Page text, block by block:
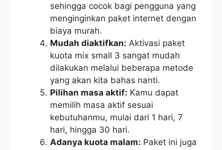
sehingga cocok bagi pengguna yang
menginginkan paket internet dengan
biaya murah.
Mudah diaktifkan: Aktivasi paket
kuota mix small 3 sangat mudah
dilakukan melalui beberapa metode
yang akan kita bahas nanti.
Pilihan masa aktif: Kamu dapat
memilih masa aktif sesuai
kebutuhanmu, mulai dari 1 hari, 7
hari, hingga 30 hari.
Adanya kuota malam: Paket ini juga